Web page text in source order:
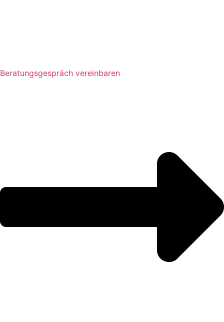
Beratungsgespräch vereinbaren